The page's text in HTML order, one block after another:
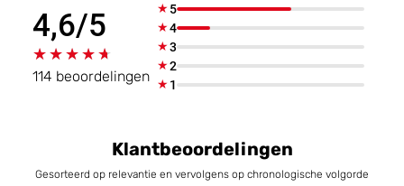
4,6/5
★★★★★
★★★★★
114 beoordelingen
★5
★4
★3
★2
★1
Klantbeoordelingen
Gesorteerd op relevantie en vervolgens op chronologische volgorde